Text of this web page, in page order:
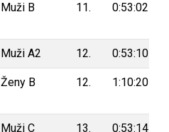
Muži B 11. 0:53:02
Muži A2 12. 0:53:10
Ženy B 12. 1:10:20
Muži C 13. 0:53:14